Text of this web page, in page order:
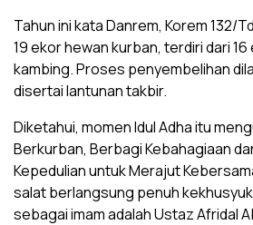
Tahun ini kata Danrem, Korem 132/
19 ekor hewan kurban, terdiri dari
kambing. Proses penyembelihan
disertai lantunan takbir.
Diketahui, momen Idul Adha itu
Berkurban, Berbagi Kebahagiaan
Kepedulian untuk Merajut
salat berlangsung penuh
sebagai imam adalah Ustaz Afridal